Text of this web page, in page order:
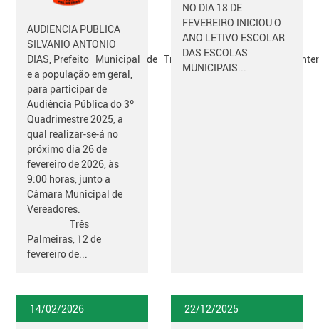
AUDIENCIA PUBLICA
SILVANIO ANTONIO
DIAS, Prefeito Municipal de Três Palmeiras, convoca os
e a população em geral,
para participar de
Audiência Pública do 3º
Quadrimestre 2025, a
qual realizar-se-á no
próximo dia 26 de
fevereiro de 2026, às
9:00 horas, junto a
Câmara Municipal de
Vereadores.
Três
Palmeiras, 12 de
fevereiro de...
NO DIA 18 DE
FEVEREIRO INICIOU O
ANO LETIVO ESCOLAR
DAS ESCOLAS
MUNICIPAIS...
14/02/2026 22/12/2025